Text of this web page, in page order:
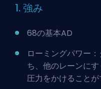
1. 強み
68の基本AD
ローミングパワー
ち、他のレーンに
圧力をかけることが